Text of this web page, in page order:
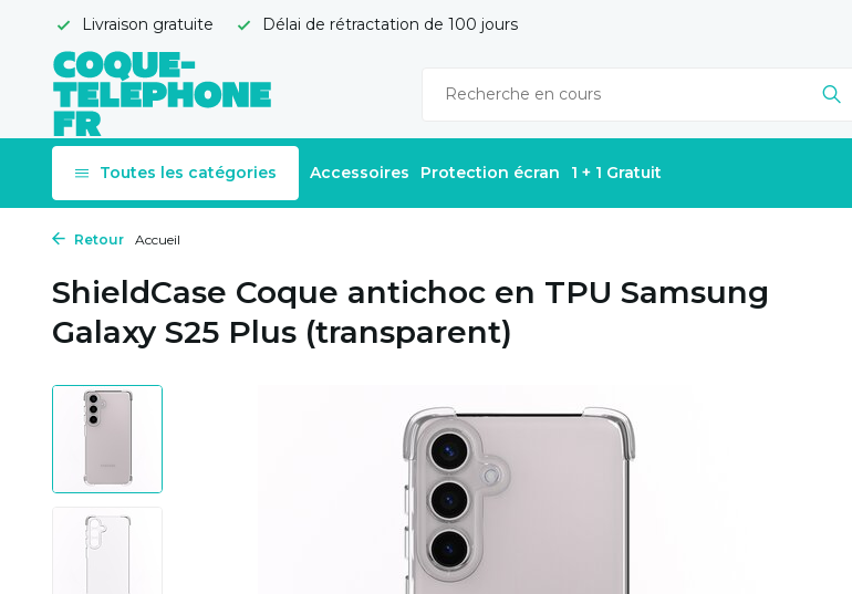
Livraison gratuite Délai de rétractation de 100 jours
Toutes les catégories Accessoires Protection écran 1 + 1 Gratuit
Retour Accueil
ShieldCase Coque antichoc en TPU Samsung
Galaxy S25 Plus (transparent)